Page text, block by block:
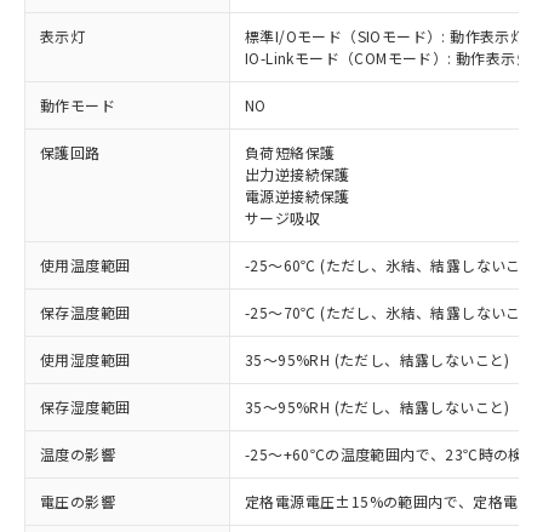
表示灯
標準I/Oモード（SIOモード）: 動作表示灯(
IO-Linkモード（COMモード）: 動作表示
動作モード NO
保護回路
負荷短絡保護
出力逆接続保護
電源逆接続保護
サージ吸収
使用温度範囲 -25～60℃ (ただし、氷結、結露しないこと)
保存温度範囲 -25～70℃ (ただし、氷結、結露しないこと)
使用湿度範囲 35～95%RH (ただし、結露しないこと)
保存湿度範囲 35～95%RH (ただし、結露しないこと)
温度の影響 -25～+60℃の温度範囲内で、23℃時の検出
電圧の影響 定格電源電圧±15%の範囲内で、定格電
ご利用条件
以下の条件をお読みいただき、同意のうえ
ご利用ください。
本サービスは、当社制御機器事業取扱
商品の当社在庫状況および標準価格
(税抜)を提供させていただくもので
当社制御機器事業取扱商品の中には、
本サービスの対象外となる商品もある
ことをご了承ください。
対応済み：EU RoHS指令（10物質）の
非含有に対応した製品が提供可能な商品で
対応予定：EU RoHS指令（10物質）の非含
有に対応した製品に切り替える予定のある
商品です。
対応予定なし：EU RoHS指令（10物質）の
非含有に非対応の商品で、対応品を出す予
定はありません。
調査・確認中：EU RoHS指令（10物質）の
非含有の対応状況を調査中または確認中の
商品です。
非該当品：ライセンス料など無形物で、有
害物質有無と関係のない商品です。
いたものが、含有品と判明した場合などや
※1 中国RoHS○×表
「○」：最大均質材料含有率が中国RoHSの
基準値以下であることを示します。
「×」：最大均質材料含有率が中国RoHSの
基準値を超えていることを示します。